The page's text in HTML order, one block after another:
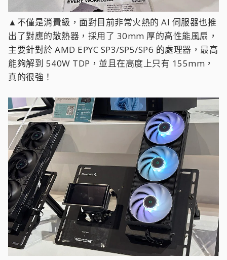
▲不僅是消費級，面對目前非常火熱的 AI 伺服器也推
出了對應的散熱器，採用了 30mm 厚的高性能風扇，
主要針對於 AMD EPYC SP3/SP5/SP6 的處理器，最高
能夠解到 540W TDP，並且在高度上只有 155mm，
真的很強！